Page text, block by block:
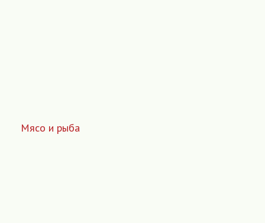
Мясо и рыба